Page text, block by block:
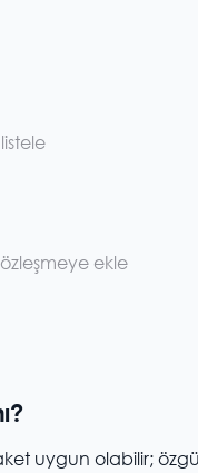
ekle
uygun olabilir;